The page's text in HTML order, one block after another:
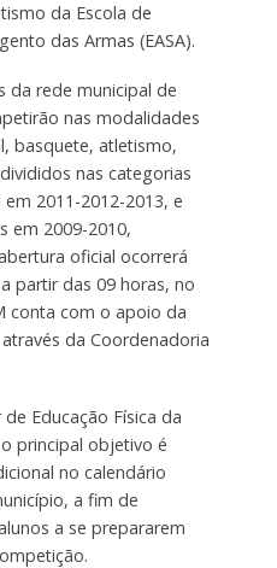
da Escola de
das Armas (EASA).
da rede municipal de
nas modalidades
basquete, atletismo,
nas categorias
2011-2012-2013, e
em 2009-2010,
oficial ocorrerá
partir das 09 horas, no
conta com o apoio da
da Coordenadoria
Educação Física da
principal objetivo é
no calendário
a fim de
a se prepararem